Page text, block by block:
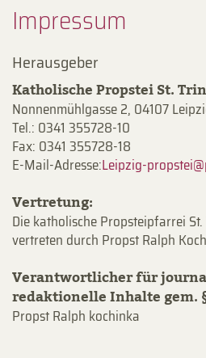
Impressum
Herausgeber
Katholische Propstei St.
Nonnenmühlgasse 2, 04107
Tel.: 0341 355728-10
Fax: 0341 355728-18
E-Mail-Adresse:
Vertretung:
Die katholische Propsteipfarrei
vertreten durch Propst Ralph
Verantwortlicher für
redaktionelle Inhalte gem.
Propst Ralph kochinka